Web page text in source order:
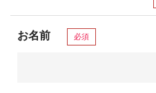
お名前 必須